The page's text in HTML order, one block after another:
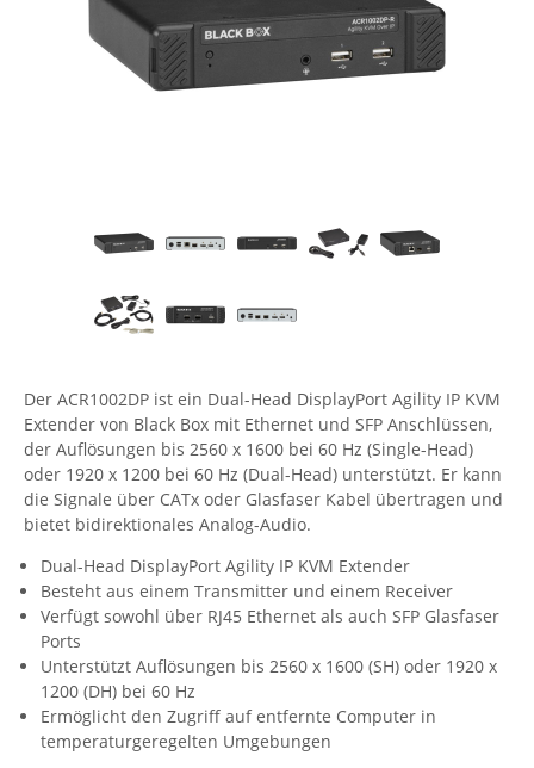
Energiemessung
Energieverteilung
IP, WLAN & GSM Sensorik
IoT - Internet of Things
IPC, Industrielle Netzwerktechnik & WLAN
IT Netzwerktechnik / Kommunikation
Comet System
CompleTech
Enginko - mcf88
Fokus Technologies
Guntermann & Drunck
High Sec Labs
HW group
Icron
IEC Lock
Ihse
Kerlink
Kramer Electronics
KVM TEC
Legrand
Der ACR1002DP ist ein Dual-Head DisplayPort Agility IP KVM
Extender von Black Box mit Ethernet und SFP Anschlüssen,
der Auflösungen bis 2560 x 1600 bei 60 Hz (Single-Head)
oder 1920 x 1200 bei 60 Hz (Dual-Head) unterstützt. Er kann
die Signale über CATx oder Glasfaser Kabel übertragen und
bietet bidirektionales Analog-Audio.
Dual-Head DisplayPort Agility IP KVM Extender
Besteht aus einem Transmitter und einem Receiver
Verfügt sowohl über RJ45 Ethernet als auch SFP Glasfaser
Ports
Unterstützt Auflösungen bis 2560 x 1600 (SH) oder 1920 x
1200 (DH) bei 60 Hz
Ermöglicht den Zugriff auf entfernte Computer in
temperaturgeregelten Umgebungen